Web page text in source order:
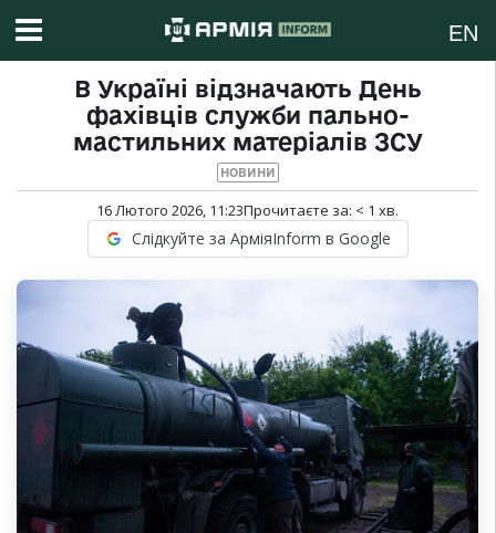
EN
В Україні відзначають День
фахівців служби пально-
мастильних матеріалів ЗСУ
НОВИНИ
16 Лютого 2026, 11:23Прочитаєте за: < 1 хв.
Слідкуйте за АрміяInform в Google